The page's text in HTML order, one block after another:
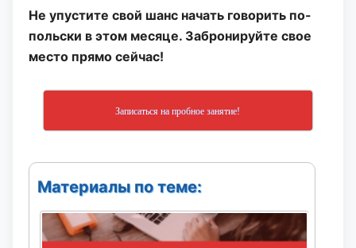
Не упустите свой шанс начать говорить по-
польски в этом месяце. Забронируйте свое
место прямо сейчас!
Записаться на пробное занятие!
Материалы по теме: